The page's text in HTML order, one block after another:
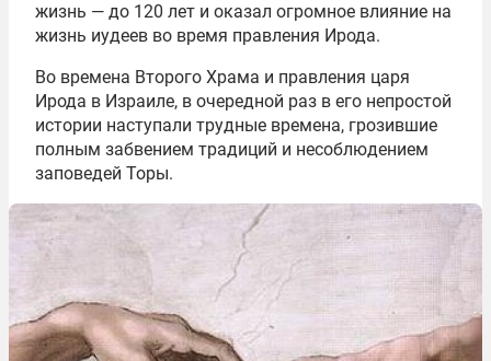
жизнь — до 120 лет и оказал огромное влияние на
жизнь иудеев во время правления Ирода.
Во времена Второго Храма и правления царя
Ирода в Израиле, в очередной раз в его непростой
истории наступали трудные времена, грозившие
полным забвением традиций и несоблюдением
заповедей Торы.